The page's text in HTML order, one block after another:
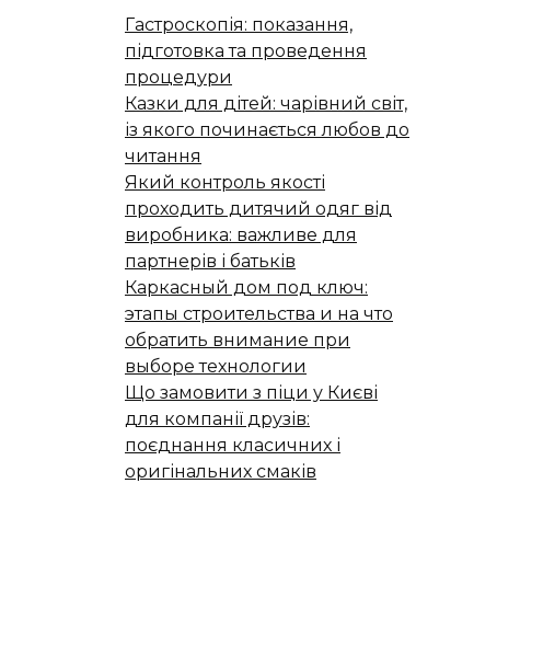
Гастроскопія: показання,
підготовка та проведення
процедури
Казки для дітей: чарівний світ,
із якого починається любов до
читання
Який контроль якості
проходить дитячий одяг від
виробника: важливе для
партнерів і батьків
Каркасный дом под ключ:
этапы строительства и на что
обратить внимание при
выборе технологии
Що замовити з піци у Києві
для компанії друзів:
поєднання класичних і
оригінальних смаків